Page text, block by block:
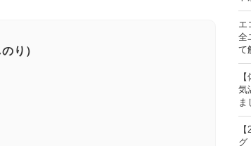
り）
エ
全
て
気
ま
グ